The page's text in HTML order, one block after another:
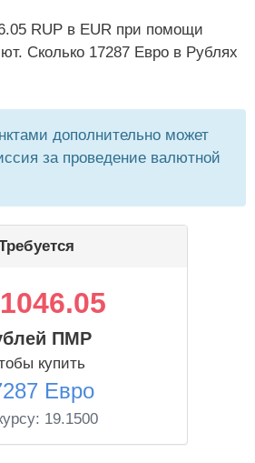
RUP в EUR при помощи
Сколько 17287 Евро в Рублях
дополнительно может
за проведение валютной
ПМР
купить
Евро
19.1500